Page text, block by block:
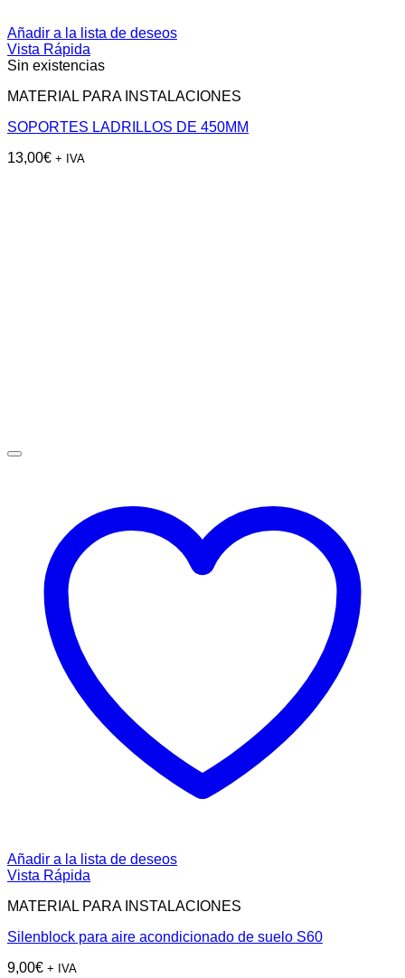
Añadir a la lista de deseos
Vista Rápida
Sin existencias
MATERIAL PARA INSTALACIONES
SOPORTES LADRILLOS DE 450MM
13,00€ + IVA
Añadir a la lista de deseos
Vista Rápida
MATERIAL PARA INSTALACIONES
Silenblock para aire acondicionado de suelo S60
9,00€ + IVA